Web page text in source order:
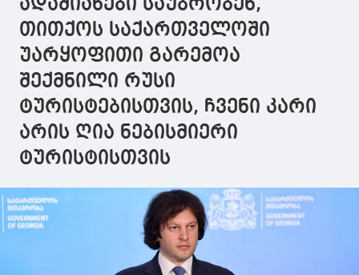
ადამიანები საუბრობენ,
თითქოს საქართველოში
უარყოფითი გარემოა
შექმნილი რუსი
ტურისტებისთვის, ჩვენი კარი
არის ღია ნებისმიერი
ტურისტისთვის